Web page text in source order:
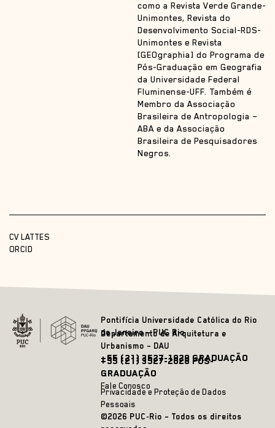
como a Revista Verde Grande-
Unimontes, Revista do
Desenvolvimento Social-RDS-
Unimontes e Revista
[GEOgraphia] do Programa de
Pós-Graduação em Geografia
da Universidade Federal
Fluminense-UFF. Também é
Membro da Associação
Brasileira de Antropologia –
ABA e da Associação
Brasileira de Pesquisadores
Negros.
CV LATTES
ORCID
Pontifícia Universidade Católica do Rio
de Janeiro – PUC Rio
Departamento de Arquitetura e
Urbanismo – DAU
+55 (21) 3527-1828 GRADUAÇÃO
+55 (21) 3527-2628 PÓS-
GRADUAÇÃO
Fale Conosco
Privacidade e Proteção de Dados
Pessoais
©2026 PUC-Rio – Todos os direitos